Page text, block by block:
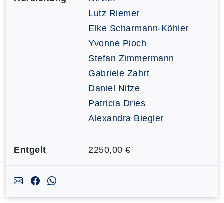
Lutz Riemer
Elke Scharmann-Köhler
Yvonne Pioch
Stefan Zimmermann
Gabriele Zahrt
Daniel Nitze
Patricia Dries
Alexandra Biegler
Entgelt 2250,00 €